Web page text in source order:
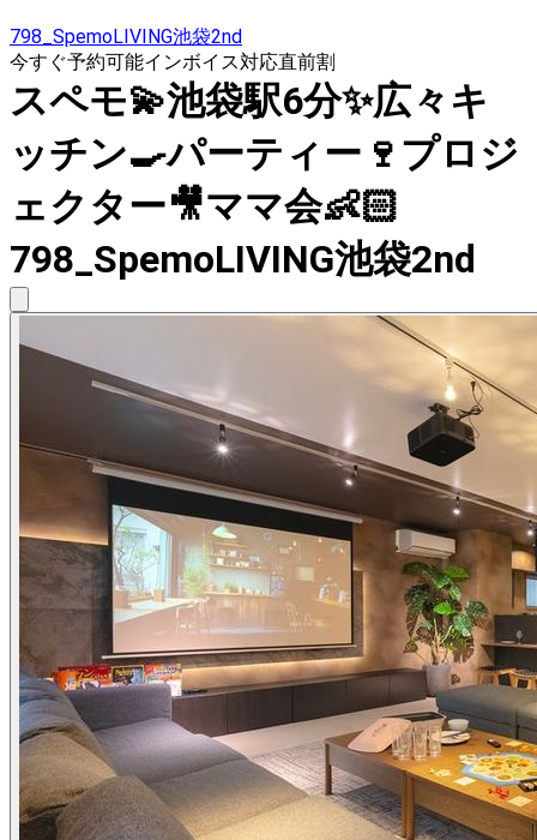
798_SpemoLIVING池袋2nd
今すぐ予約可能インボイス対応直前割
スペモ💫池袋駅6分✨広々キ
ッチン🍳パーティー🍷プロジ
ェクター🎥ママ会👶🏻
798_SpemoLIVING池袋2nd